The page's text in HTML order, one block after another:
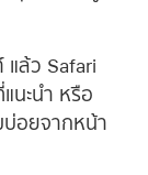
แล้ว Safari
นะนำ หรือ
บ่อยจากหน้า